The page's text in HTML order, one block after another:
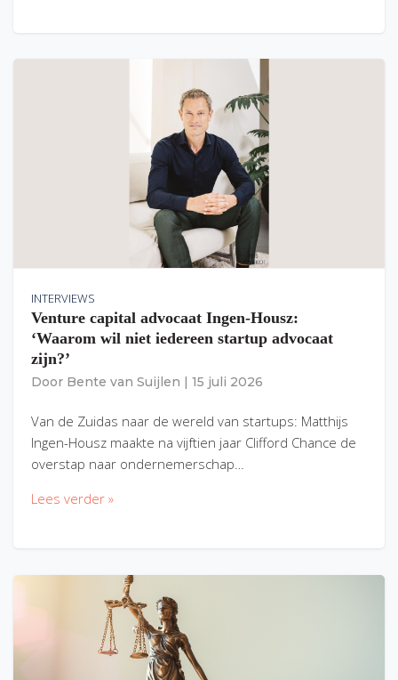
INTERVIEWS
Venture capital advocaat Ingen-Housz:
‘Waarom wil niet iedereen startup advocaat
zijn?’
Door Bente van Suijlen 15 juli 2026
Van de Zuidas naar de wereld van startups: Matthijs
Ingen-Housz maakte na vijftien jaar Clifford Chance de
overstap naar ondernemerschap…
Lees verder »